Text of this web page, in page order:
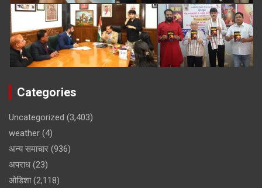
Categories
Uncategorized (3,403)
weather (4)
अन्य समाचार (936)
अपराध (23)
ओडिशा(2,118)